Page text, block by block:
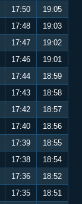
17:50
19:05
17:48
19:03
17:47
19:02
17:46
19:01
17:44
18:59
17:43
18:58
17:42
18:57
17:40
18:56
17:39
18:55
17:38
18:54
17:36
18:52
17:35
18:51